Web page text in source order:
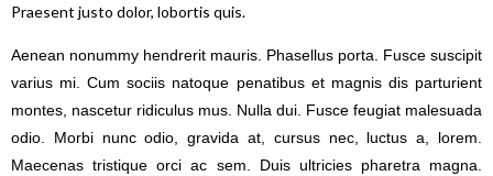
Praesent justo dolor, lobortis quis.
Aenean nonummy hendrerit mauris. Phasellus porta. Fusce suscipit
varius mi. Cum sociis natoque penatibus et magnis dis parturient
montes, nascetur ridiculus mus. Nulla dui. Fusce feugiat malesuada
odio. Morbi nunc odio, gravida at, cursus nec, luctus a, lorem.
Maecenas tristique orci ac sem. Duis ultricies pharetra magna.